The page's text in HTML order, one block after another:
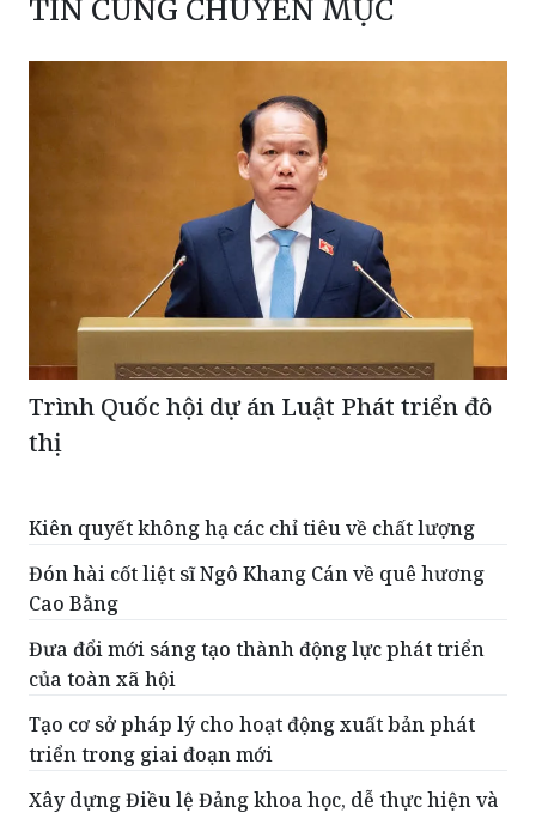
thị
Cao Bằng
Đưa đổi mới sáng tạo thành động lực phát triển
của toàn xã hội
Tạo cơ sở pháp lý cho hoạt động xuất bản phát
triển trong giai đoạn mới
Xây dựng Điều lệ Đảng khoa học, dễ thực hiện và
có sức sống lâu dài